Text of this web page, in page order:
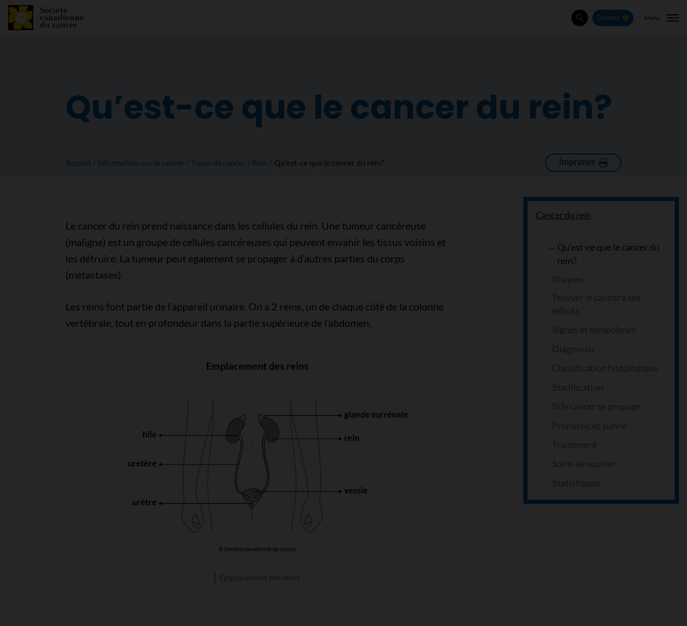
Rechercher
Donnez Menu
Qu’est-ce que le cancer du rein?
Accueil Information sur le cancer Types de cancer Rein Qu’est-ce que le cancer du rein? Imprimer
Cancer du rein
Qu’est-ce que le cancer du
rein?
Le cancer du rein prend naissance dans les cellules du rein. Une tumeur cancéreuse
(maligne) est un groupe de cellules cancéreuses qui peuvent envahir les tissus voisins et
les détruire. La tumeur peut également se propager à d’autres parties du corps
(métastases).
Les reins font partie de l’appareil urinaire. On a 2 reins, un de chaque côté de la colonne
vertébrale, tout en profondeur dans la partie supérieure de l’abdomen.